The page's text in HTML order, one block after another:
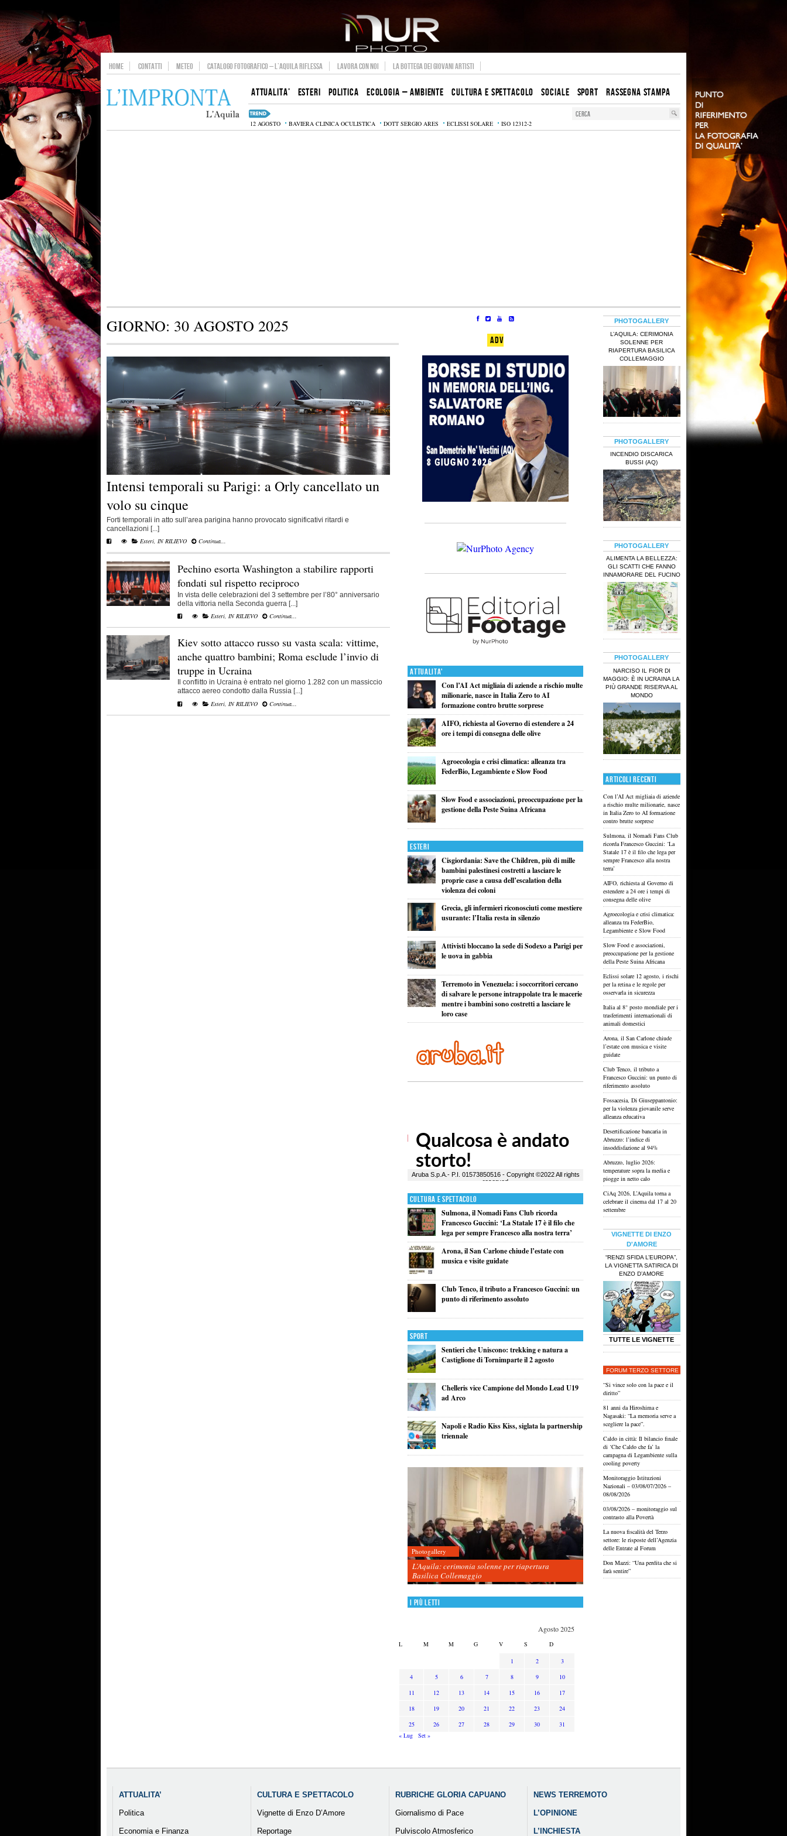
HOME CONTATTI METEO CATALOGO FOTOGRAFICO – L’AQUILA RIFLESSA LAVORA CON NOI LA BOTTEGA DEI GIOVANI ARTISTI
ATTUALITA’ ESTERI POLITICA ECOLOGIA – AMBIENTE CULTURA E SPETTACOLO SOCIALE SPORT RASSEGNA STAMPA
12 AGOSTO BAVIERA CLINICA OCULISTICA DOTT SERGIO ARES ECLISSI SOLARE ISO 12312-2
GIORNO: 30 AGOSTO 2025
Intensi temporali su Parigi: a Orly cancellato un
volo su cinque
Forti temporali in atto sull’area parigina hanno provocato significativi ritardi e
cancellazioni [...]
Esteri IN RILIEVO Continua...
Pechino esorta Washington a stabilire rapporti
fondati sul rispetto reciproco
In vista delle celebrazioni del 3 settembre per l’80° anniversario
della vittoria nella Seconda guerra [...]
Esteri IN RILIEVO Continua...
Kiev sotto attacco russo su vasta scala: vittime,
anche quattro bambini; Roma esclude l’invio di
truppe in Ucraina
Il conflitto in Ucraina è entrato nel giorno 1.282 con un massiccio
attacco aereo condotto dalla Russia [...]
Esteri IN RILIEVO Continua...
ADV
Attualita'
Con l’AI Act migliaia di aziende a rischio multe
milionarie, nasce in Italia Zero to AI
formazione contro brutte sorprese
AIFO, richiesta al Governo di estendere a 24
ore i tempi di consegna delle olive
Agroecologia e crisi climatica: alleanza tra
FederBio, Legambiente e Slow Food
Slow Food e associazioni, preoccupazione per la
gestione della Peste Suina Africana
Esteri
Cisgiordania: Save the Children, più di mille
bambini palestinesi costretti a lasciare le
proprie case a causa dell’escalation della
violenza dei coloni
Grecia, gli infermieri riconosciuti come mestiere
usurante: l’Italia resta in silenzio
Attivisti bloccano la sede di Sodexo a Parigi per
le uova in gabbia
Terremoto in Venezuela: i soccorritori cercano
di salvare le persone intrappolate tra le macerie
mentre i bambini sono costretti a lasciare le
loro case
Cultura e Spettacolo
Sulmona, il Nomadi Fans Club ricorda
Francesco Guccini: ‘La Statale 17 è il filo che
lega per sempre Francesco alla nostra terra’
Arona, il San Carlone chiude l’estate con
musica e visite guidate
Club Tenco, il tributo a Francesco Guccini: un
punto di riferimento assoluto
Sport
Sentieri che Uniscono: trekking e natura a
Castiglione di Tornimparte il 2 agosto
Chelleris vice Campione del Mondo Lead U19
ad Arco
Napoli e Radio Kiss Kiss, siglata la partnership
triennale
Photogallery
L’Aquila: cerimonia solenne per riapertura
Basilica Collemaggio
I più letti
Agosto 2025
L M M G V S D
1 2
3
4
5 6 7 8 9
10
11
12 13 14 15 16
17
18
19 20 21 22 23
24
25
26 27 28 29 30
31
« Lug
Set »
PHOTOGALLERY
L’AQUILA: CERIMONIA
SOLENNE PER
RIAPERTURA BASILICA
COLLEMAGGIO
PHOTOGALLERY
INCENDIO DISCARICA
BUSSI (AQ)
PHOTOGALLERY
ALIMENTA LA BELLEZZA:
GLI SCATTI CHE FANNO
INNAMORARE DEL FUCINO
PHOTOGALLERY
NARCISO IL FIOR DI
MAGGIO: È IN UCRAINA LA
PIÙ GRANDE RISERVA AL
MONDO
ARTICOLI RECENTI
Con l’AI Act migliaia di aziende
a rischio multe milionarie, nasce
in Italia Zero to AI formazione
contro brutte sorprese
Sulmona, il Nomadi Fans Club
ricorda Francesco Guccini: ‘La
Statale 17 è il filo che lega per
sempre Francesco alla nostra
terra’
AIFO, richiesta al Governo di
estendere a 24 ore i tempi di
consegna delle olive
Agroecologia e crisi climatica:
alleanza tra FederBio,
Legambiente e Slow Food
Slow Food e associazioni,
preoccupazione per la gestione
della Peste Suina Africana
Eclissi solare 12 agosto, i rischi
per la retina e le regole per
osservarla in sicurezza
Italia al 8° posto mondiale per i
trasferimenti internazionali di
animali domestici
Arona, il San Carlone chiude
l’estate con musica e visite
guidate
Club Tenco, il tributo a
Francesco Guccini: un punto di
riferimento assoluto
Fossacesia, Di Giuseppantonio:
per la violenza giovanile serve
alleanza educativa
Desertificazione bancaria in
Abruzzo: l’indice di
insoddisfazione al 94%
Abruzzo, luglio 2026:
temperature sopra la media e
piogge in netto calo
CiAq 2026, L’Aquila torna a
celebrare il cinema dal 17 al 20
settembre
VIGNETTE DI ENZO
D'AMORE
“RENZI SFIDA L’EUROPA”,
LA VIGNETTA SATIRICA DI
ENZO D’AMORE
TUTTE LE VIGNETTE
FORUM TERZO SETTORE
“Si vince solo con la pace e il
diritto”
81 anni da Hiroshima e
Nagasaki: “La memoria serve a
scegliere la pace”.
Caldo in città: Il bilancio finale
di ‘Che Caldo che fa’ la
campagna di Legambiente sulla
cooling poverty
Monitoraggio Istituzioni
Nazionali – 03/08/07/2026 –
08/08/2026
03/08/2026 – monitoraggio sul
contrasto alla Povertà
La nuova fiscalità del Terzo
settore: le risposte dell’Agenzia
delle Entrate al Forum
Don Mazzi: “Una perdita che si
farà sentire”
ATTUALITA’
Politica
Economia e Finanza
CULTURA E SPETTACOLO
Vignette di Enzo D’Amore
Reportage
RUBRICHE GLORIA CAPUANO
Giornalismo di Pace
Pulviscolo Atmosferico
NEWS TERREMOTO
L’OPINIONE
L’INCHIESTA